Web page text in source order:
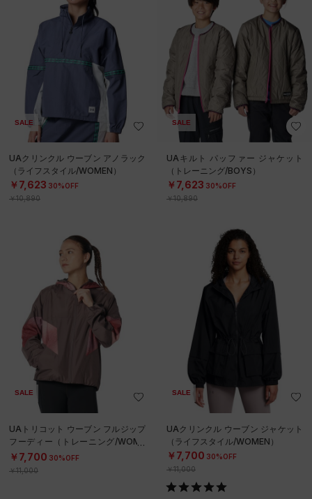
SALE
UAクリンクル ウーブン アノラック
（ライフスタイル/WOMEN）
￥7,623 30%OFF
￥10,890
SALE
UAキルト パッファー ジャケット
（トレーニング/BOYS）
￥7,623 30%OFF
￥10,890
SALE
UAトリコット ウーブン フルジップ
フーディー（トレーニング/WOME
N）
￥7,700 30%OFF
￥11,000
SALE
UAクリンクル ウーブン ジャケット
（ライフスタイル/WOMEN）
￥7,700 30%OFF
￥11,000